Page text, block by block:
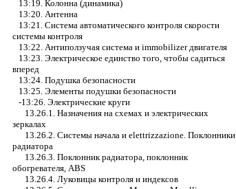
13:19. Колонна (динамика)
13:20. Антенна
13:21. Система автоматического контроля скорости
системы контроля
13:22. Антиползучая система и immobilizer двигателя
13:23. Электрическое единство того, чтобы садиться
вперед
13:24. Подушка безопасности
13:25. Элементы подушки безопасности
-13:26. Электрические круги
13.26.1. Назначения на схемах и электрических
зеркалах
13.26.2. Системы начала и elettrizzazione. Поклонники
радиатора
13.26.3. Поклонник радиатора, поклонник
обогревателя, ABS
13.26.4. Луковицы контроля и индексов